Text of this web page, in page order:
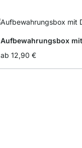
Aufbewahrungsbox
ab 12,90 €